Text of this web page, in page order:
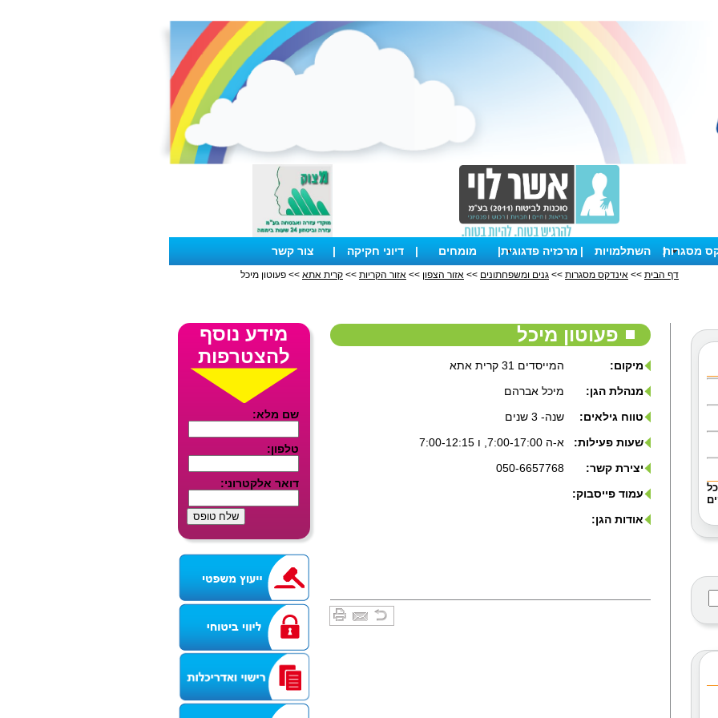
מסגרות
| השתלמויות | מרכזיה פדגוגית| מומחים | דיוני חקיקה | צור קשר
דף הבית >> אינדקס מסגרות >> גנים ומשפחתונים >> אזור הצפון >> אזור הקריות >> קרית אתא >> פעוטון מיכל
פעוטון מיכל
מיקום:
המייסדים 31 קרית אתא
מנהלת הגן:
מיכל אברהם
טווח גילאים:
שנה- 3 שנים
שעות פעילות:
א-ה 7:00-17:00, ו 7:00-12:15
יצירת קשר:
050-6657768
עמוד פייסבוק:
אודות הגן:
מידע נוסף
להצטרפות